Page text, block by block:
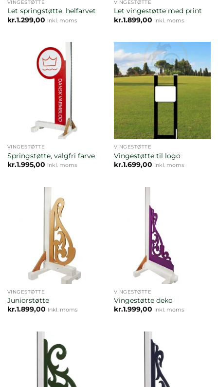
VINGESTØTTE
Let springstøtte, helfarvet
kr.1.299,00 Inkl. moms
VINGESTØTTE
Let vingestøtte med print
kr.1.899,00 Inkl. moms
VINGESTØTTE
Springstøtte, valgfri farve
kr.1.995,00 Inkl. moms
VINGESTØTTE
Vingestøtte til logo
kr.1.699,00 Inkl. moms
VINGESTØTTE
Juniorstøtte
kr.1.899,00 Inkl. moms
VINGESTØTTE
Vingestøtte deko
kr.1.999,00 Inkl. moms